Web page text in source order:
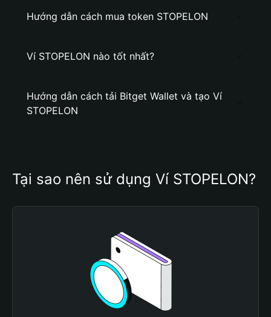
Hướng dẫn cách mua token STOPELON
Ví STOPELON nào tốt nhất?
Hướng dẫn cách tải Bitget Wallet và tạo Ví
STOPELON
Tại sao nên sử dụng Ví STOPELON?